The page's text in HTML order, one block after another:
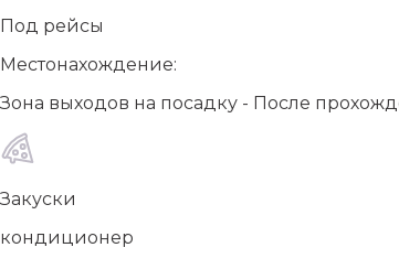
Под рейсы
Местонахождение:
Зона выходов на посадку - После
Закуски
кондиционер